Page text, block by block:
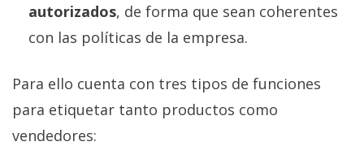
autorizados, de forma que sean coherentes
con las políticas de la empresa.
Para ello cuenta con tres tipos de funciones
para etiquetar tanto productos como
vendedores: